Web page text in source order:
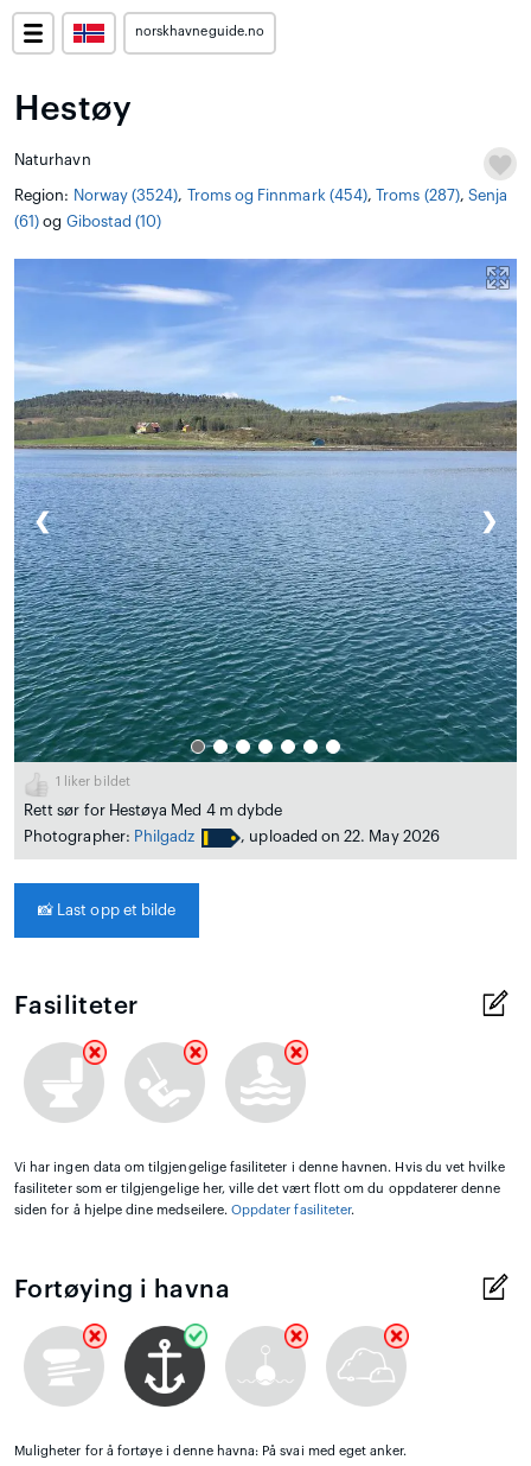
norskhavneguide.no
Hestøy
Naturhavn
Region: Norway (3524), Troms og Finnmark (454),Troms (287),Senja
(61) og Gibostad (10)
❮ ❯
1 liker bildet
Rett sør for Hestøya Med 4 m dybde
Photographer: Philgadz , uploaded on 22. May 2026
📸 Last opp et bilde
Fasiliteter
Vi har ingen data om tilgjengelige fasiliteter i denne havnen. Hvis du vet hvilke
fasiliteter som er tilgjengelige her, ville det vært flott om du oppdaterer denne
siden for å hjelpe dine medseilere. Oppdater fasiliteter.
Fortøying i havna
Muligheter for å fortøye i denne havna: På svai med eget anker.